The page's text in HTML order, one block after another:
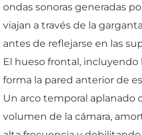
ondas sonoras generadas
viajan a través de la
antes de reflejarse en las
El hueso frontal, incluyendo
forma la pared anterior de
Un arco temporal aplanado
volumen de la cámara,